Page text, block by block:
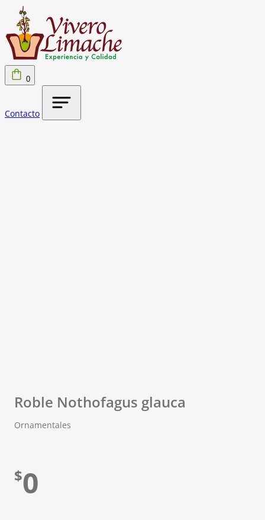
0
Contacto
Roble Nothofagus glauca
Ornamentales
$0